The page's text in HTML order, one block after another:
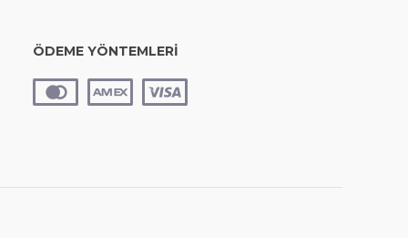
ÖDEME YÖNTEMLERİ